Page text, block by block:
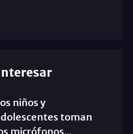
niños y
toman
micrófonos...